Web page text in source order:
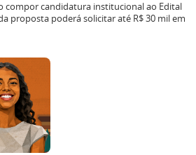
compor candidatura institucional ao Edital
proposta poderá solicitar até R$ 30 mil em